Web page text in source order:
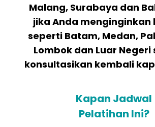
Malang, Surabaya dan
jika Anda menginginkan
seperti Batam, Medan,
Lombok dan Luar Negeri
konsultasikan kembali
Kapan Jadwal
Pelatihan Ini?